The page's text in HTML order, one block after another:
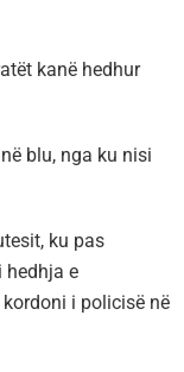
kanë hedhur
blu, nga ku nisi
ku pas
hedhja e
i policisë në